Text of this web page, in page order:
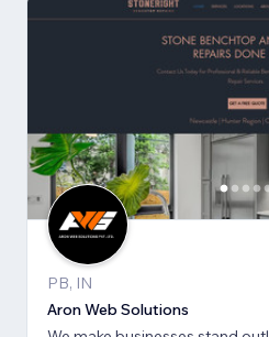
PB, IN
Aron Web Solutions